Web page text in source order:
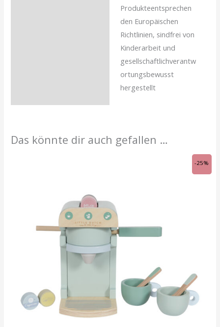
Produkteentsprechen
den Europäischen
Richtlinien, sindfrei von
Kinderarbeit und
gesellschaftlichverantw
ortungsbewusst
hergestellt
Das könnte dir auch gefallen …
-25%